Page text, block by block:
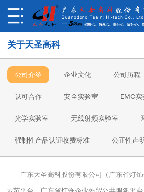
关于天圣高科
公司介绍 企业文化 公司历程
认可合作 安全实验室 EMC实
光学实验室 无线射频实验室
强制性产品认证收费标准 公正性声
广东天圣高科股份有限公司（广东省灯